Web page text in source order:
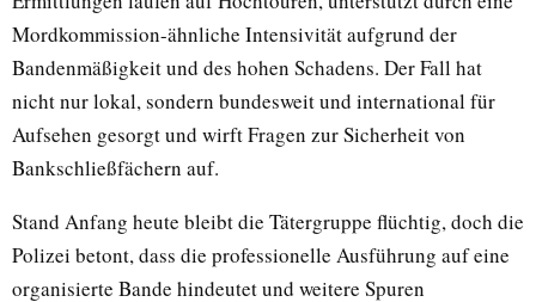
Mordkommission-ähnliche Intensivität aufgrund der
Bandenmäßigkeit und des hohen Schadens. Der Fall hat
nicht nur lokal, sondern bundesweit und international für
Aufsehen gesorgt und wirft Fragen zur Sicherheit von
Bankschließfächern auf.
Stand Anfang heute bleibt die Tätergruppe flüchtig, doch die
Polizei betont, dass die professionelle Ausführung auf eine
organisierte Bande hindeutet und weitere Spuren